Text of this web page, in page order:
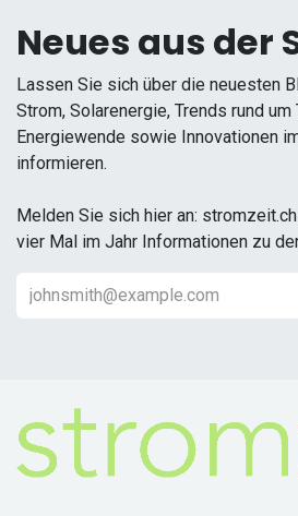
Neues aus der
Lassen Sie sich über die neuesten
Strom, Solarenergie, Trends rund um
Energiewende sowie Innovationen
informieren.
Melden Sie sich hier an:
vier Mal im Jahr Informationen zu